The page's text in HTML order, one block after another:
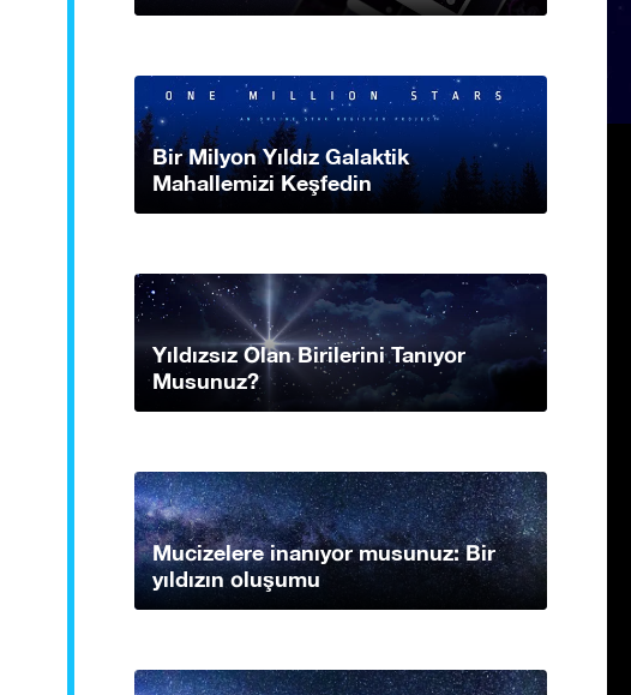
Bir Milyon Yıldız Galaktik
Mahallemizi Keşfedin
Yıldızsız Olan Birilerini Tanıyor
Musunuz?
Mucizelere inanıyor musunuz: Bir
yıldızın oluşumu